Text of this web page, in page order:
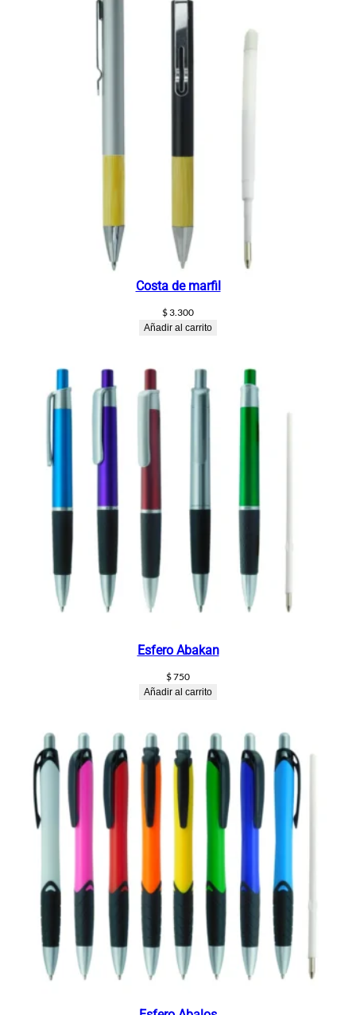
Costa de marfil
$3.300
Añadir al carrito
Esfero Abakan
$750
Añadir al carrito